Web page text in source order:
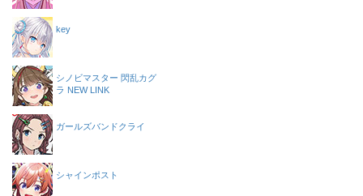
key
シノビマスター 閃乱カグ
ラ NEW LINK
ガールズバンドクライ
シャインポスト